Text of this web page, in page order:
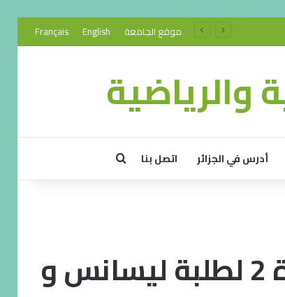
موقع الجامعة English
Français
والرياضية
أدرس في الجزائر اتصل بنا
نتائج المداولات الأولية دورة 2 لطلبة ليسانس و